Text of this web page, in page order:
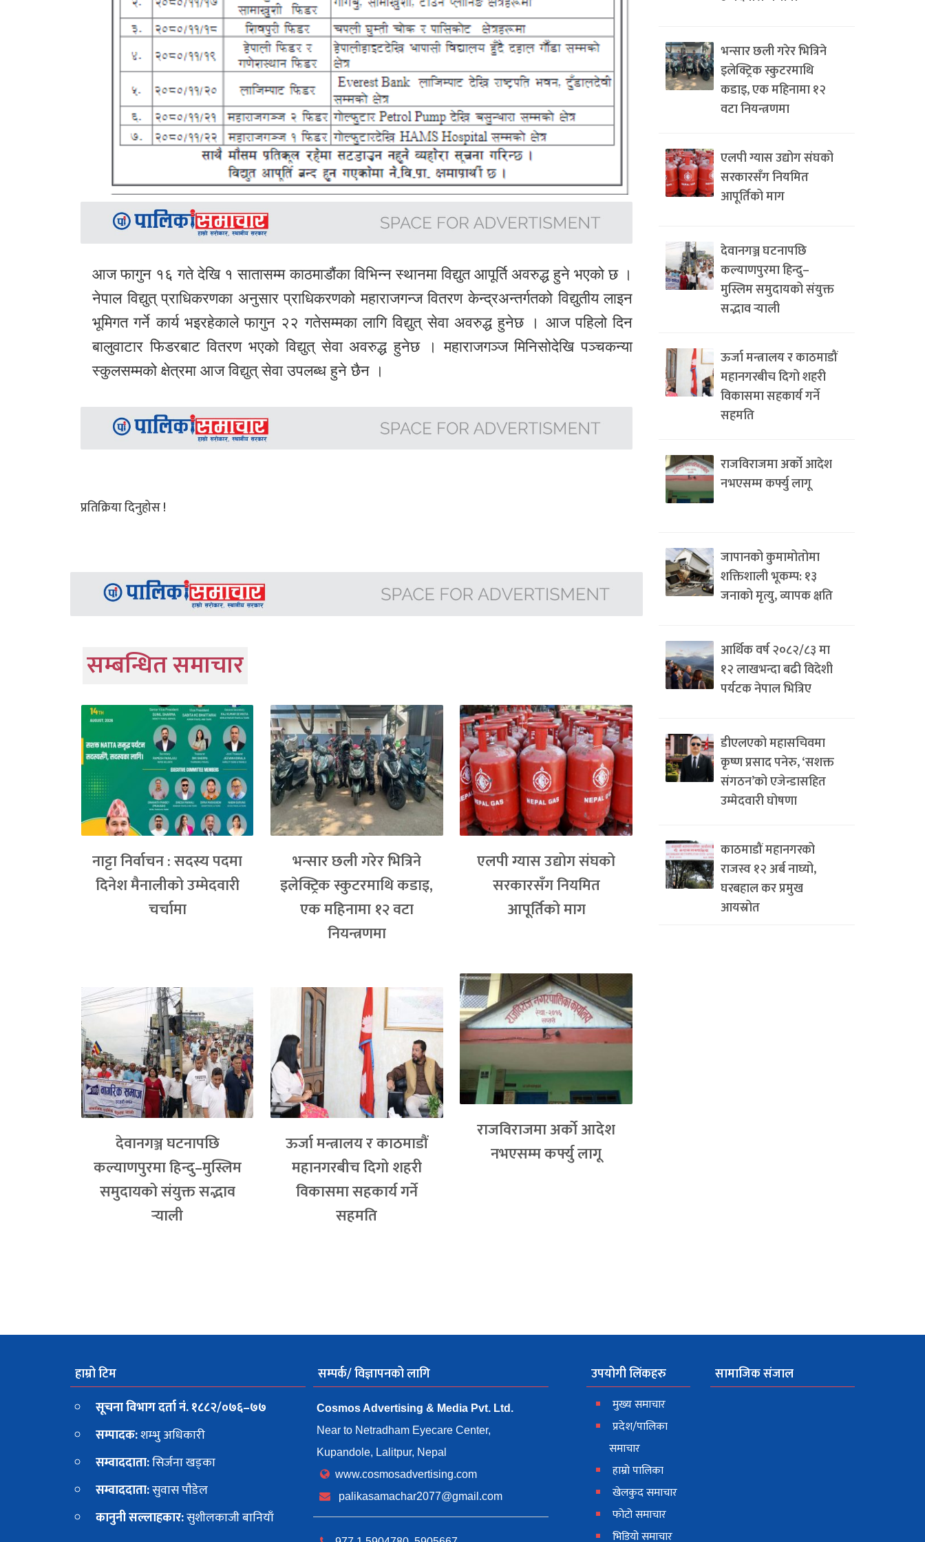
आज फागुन १६ गते देखि १ सातासम्म काठमाडौंका विभिन्न स्थानमा विद्युत आपूर्ति अवरुद्ध हुने भएको छ ।
नेपाल विद्युत् प्राधिकरणका अनुसार प्राधिकरणको महाराजगन्ज वितरण केन्द्रअन्तर्गतको विद्युतीय लाइन
भूमिगत गर्ने कार्य भइरहेकाले फागुन २२ गतेसम्मका लागि विद्युत् सेवा अवरुद्ध हुनेछ । आज पहिलो दिन
बालुवाटार फिडरबाट वितरण भएको विद्युत् सेवा अवरुद्ध हुनेछ । महाराजगञ्ज मिनिसोदेखि पञ्चकन्या
स्कुलसम्मको क्षेत्रमा आज विद्युत् सेवा उपलब्ध हुने छैन ।
प्रतिक्रिया दिनुहोस !
सम्बन्धित समाचार
नाट्टा निर्वाचन : सदस्य पदमा
दिनेश मैनालीको उम्मेदवारी
चर्चामा
भन्सार छली गरेर भित्रिने
इलेक्ट्रिक स्कुटरमाथि कडाइ,
एक महिनामा १२ वटा
नियन्त्रणमा
एलपी ग्यास उद्योग संघको
सरकारसँग नियमित
आपूर्तिको माग
देवानगञ्ज घटनापछि
कल्याणपुरमा हिन्दु–मुस्लिम
समुदायको संयुक्त सद्भाव
र्‍याली
ऊर्जा मन्त्रालय र काठमाडौं
महानगरबीच दिगो शहरी
विकासमा सहकार्य गर्ने
सहमति
राजविराजमा अर्को आदेश
नभएसम्म कर्फ्यु लागू
भन्सार छली गरेर भित्रिने
इलेक्ट्रिक स्कुटरमाथि
कडाइ, एक महिनामा १२
वटा नियन्त्रणमा
एलपी ग्यास उद्योग संघको
सरकारसँग नियमित
आपूर्तिको माग
देवानगञ्ज घटनापछि
कल्याणपुरमा हिन्दु–
मुस्लिम समुदायको संयुक्त
सद्भाव र्‍याली
ऊर्जा मन्त्रालय र काठमाडौं
महानगरबीच दिगो शहरी
विकासमा सहकार्य गर्ने
सहमति
राजविराजमा अर्को आदेश
नभएसम्म कर्फ्यु लागू
जापानको कुमामोतोमा
शक्तिशाली भूकम्प: १३
जनाको मृत्यु, व्यापक क्षति
आर्थिक वर्ष २०८२/८३ मा
१२ लाखभन्दा बढी विदेशी
पर्यटक नेपाल भित्रिए
डीएलएको महासचिवमा
कृष्ण प्रसाद पनेरु, ‘सशक्त
संगठन’को एजेन्डासहित
उम्मेदवारी घोषणा
काठमाडौं महानगरको
राजस्व १२ अर्ब नाघ्यो,
घरबहाल कर प्रमुख
आयस्रोत
हाम्रो टिम
सूचना विभाग दर्ता नं. १८८२/०७६–७७
सम्पादक:शम्भु अधिकारी
सम्वाददाता:सिर्जना खड्का
सम्वाददाता:सुवास पाैडेल
कानुनी सल्लाहकार:सुशीलकाजी बानियाँ
सम्पर्क/ विज्ञापनको लागि
Cosmos Advertising & Media Pvt. Ltd.
Near to Netradham Eyecare Center,
Kupandole, Lalitpur, Nepal
www.cosmosadvertising.com
palikasamachar2077@gmail.com
उपयोगी लिंकहरु
मुख्य समाचार
प्रदेश/पालिका
समाचार
हाम्रो पालिका
खेलकुद समाचार
फोटो समाचार
भिडियो समाचार
सामाजिक संजाल